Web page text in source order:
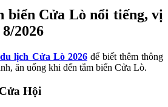
biển Cửa Lò nổi tiếng, vị
2026
lịch Cửa Lò 2026để biết thêm thông
ăn uống khi đến tắm biển Cửa Lò.
Hội